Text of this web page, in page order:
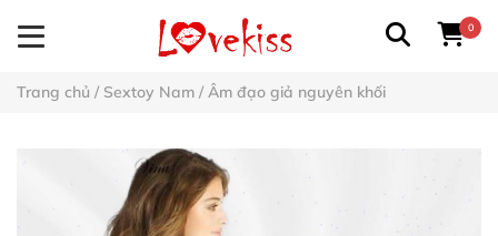
0
Trang chủ / Sextoy Nam / Âm đạo giả nguyên khối